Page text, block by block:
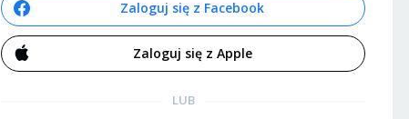
Zaloguj się z Facebook
Zaloguj się z Apple
LUB